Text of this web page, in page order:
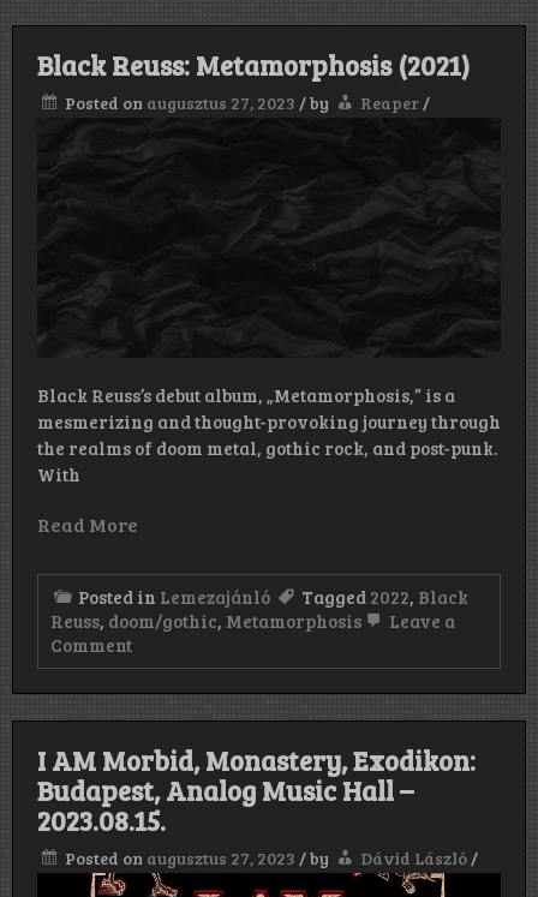
(2023)
Black Reuss: Metamorphosis (2021)
Posted on augusztus 27, 2023 /by Reaper /
Black Reuss’s debut album, „Metamorphosis,” is a
mesmerizing and thought-provoking journey through
the realms of doom metal, gothic rock, and post-punk.
With
Read More
Posted in Lemezajánló Tagged 2022, Black
Reuss, doom/gothic, Metamorphosis
Leave a
Commenton
Black
(2021)
I AM Morbid, Monastery, Exodikon:
Budapest, Analog Music Hall –
2023.08.15.
Posted on augusztus 27, 2023 /by Dávid László/